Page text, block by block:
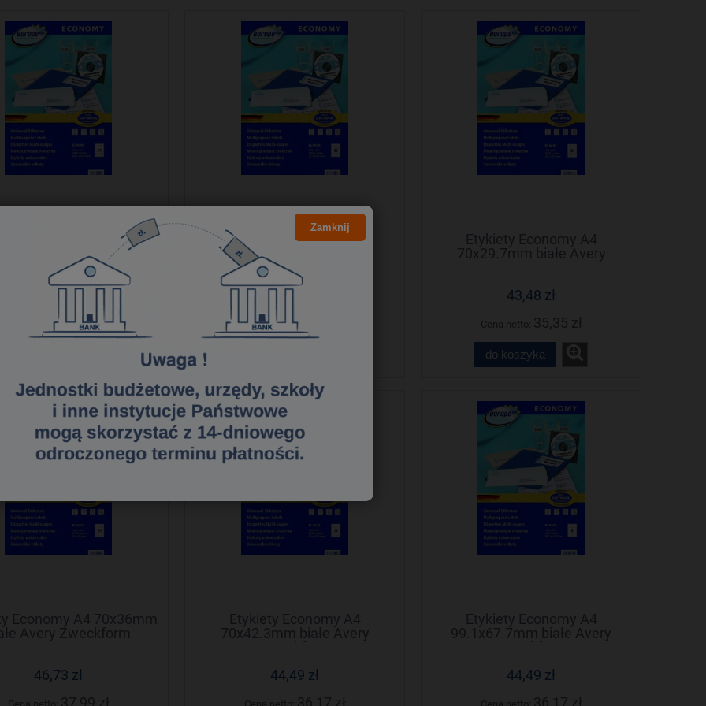
Etykiety Economy A4
białe Avery
Zweckform
46,73 zł
Cena netto: 37,99 zł
Etykiety Economy A4
70x25.4mm białe Avery
Zweckform
43,48 zł
Cena netto:35,35 zł
Etykiety Economy A4
70x29.7mm białe Avery
43,48 zł
do koszyka
Economy A4 70x36mm
Avery Zweckform
46,73 zł
Etykiety Economy A4
70x42.3mm białe Avery
44,49 zł
Etykiety Economy A4
99.1x67.7mm białe Avery
44,49 zł
Zamknij